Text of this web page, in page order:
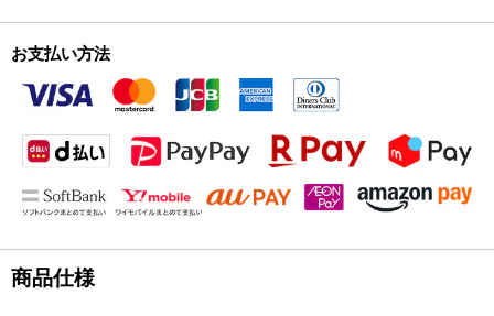
お支払い方法
商品仕様